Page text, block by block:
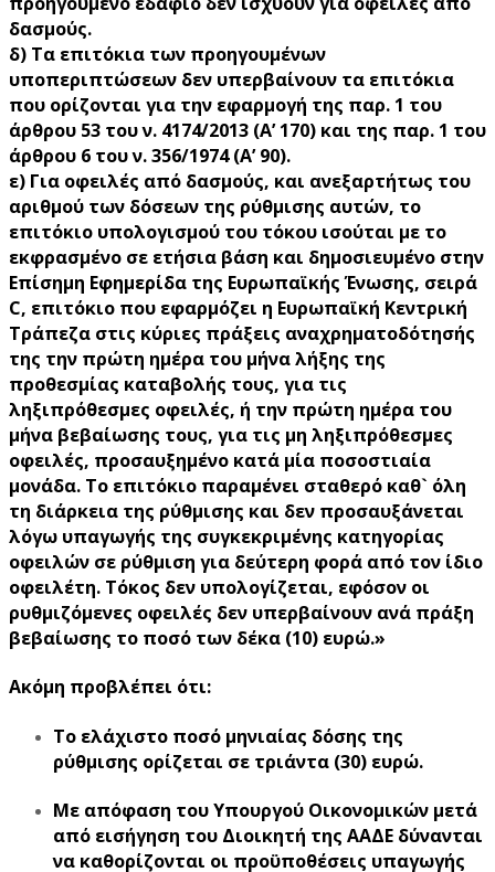
δασμούς.
δ) Τα επιτόκια των προηγουμένων
υποπεριπτώσεων δεν υπερβαίνουν τα επιτόκια
που ορίζονται για την εφαρμογή της παρ. 1 του
άρθρου 53 του ν. 4174/2013 (Α’ 170) και της παρ. 1 του
άρθρου 6 του ν. 356/1974 (Α’ 90).
ε) Για οφειλές από δασμούς, και ανεξαρτήτως του
αριθμού των δόσεων της ρύθμισης αυτών, το
επιτόκιο υπολογισμού του τόκου ισούται με το
εκφρασμένο σε ετήσια βάση και δημοσιευμένο στην
Επίσημη Εφημερίδα της Ευρωπαϊκής Ένωσης, σειρά
C, επιτόκιο που εφαρμόζει η Ευρωπαϊκή Κεντρική
Τράπεζα στις κύριες πράξεις αναχρηματοδότησής
της την πρώτη ημέρα του μήνα λήξης της
προθεσμίας καταβολής τους, για τις
ληξιπρόθεσμες οφειλές, ή την πρώτη ημέρα του
μήνα βεβαίωσης τους, για τις μη ληξιπρόθεσμες
οφειλές, προσαυξημένο κατά μία ποσοστιαία
μονάδα. Το επιτόκιο παραμένει σταθερό καθ` όλη
τη διάρκεια της ρύθμισης και δεν προσαυξάνεται
λόγω υπαγωγής της συγκεκριμένης κατηγορίας
οφειλών σε ρύθμιση για δεύτερη φορά από τον ίδιο
οφειλέτη. Τόκος δεν υπολογίζεται, εφόσον οι
ρυθμιζόμενες οφειλές δεν υπερβαίνουν ανά πράξη
βεβαίωσης το ποσό των δέκα (10) ευρώ.»
Ακόμη προβλέπει ότι:
Το ελάχιστο ποσό μηνιαίας δόσης της
ρύθμισης ορίζεται σε τριάντα (30) ευρώ.
Με απόφαση του Υπουργού Οικονομικών μετά
από εισήγηση του Διοικητή της ΑΑΔΕ δύνανται
να καθορίζονται οι προϋποθέσεις υπαγωγής